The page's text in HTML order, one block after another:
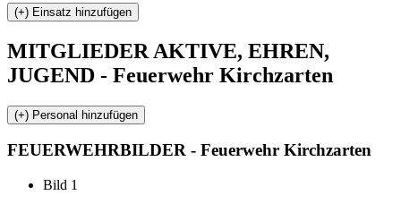
MITGLIEDER AKTIVE, EHREN,
JUGEND - Feuerwehr Kirchzarten
FEUERWEHRBILDER - Feuerwehr Kirchzarten
Bild 1